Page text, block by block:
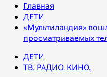
Главная
ДЕТИ
«Мультиландия»
просматриваемых
ДЕТИ
ТВ. РАДИО. КИНО.